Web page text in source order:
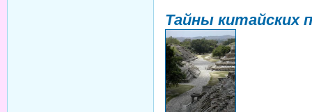
Тайны китайских